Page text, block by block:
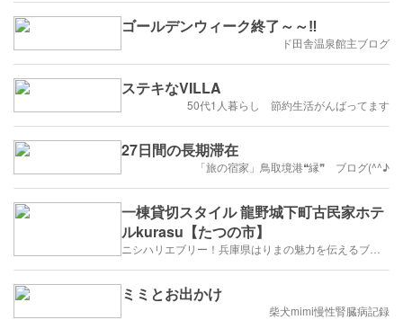
ゴールデンウィーク終了～～‼️
ド田舎温泉館主ブログ
ステキなVILLA
50代1人暮らし 節約生活がんばってます
27日間の長期滞在
「旅の宿家」鳥取境港❝縁❞ ブログ(^^♪
一棟貸切スタイル 龍野城下町古民家ホテ
ルkurasu【たつの市】
ミミとお出かけ
柴犬mimi慢性腎臓病記録